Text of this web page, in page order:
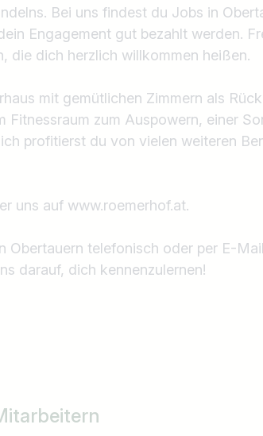
Bei uns findest du Jobs in
Engagement gut bezahlt werden.
die dich herzlich willkommen heißen.
mit gemütlichen Zimmern als
Fitnessraum zum Auspowern, einer
profitierst du von vielen weiteren
uns auf www.roemerhof.at.
Obertauern telefonisch oder per E-
darauf, dich kennenzulernen!
z.B. Österreich
Land / Bundesland